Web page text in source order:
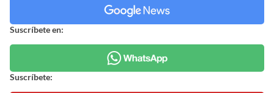
Suscríbete en:
Suscríbete: